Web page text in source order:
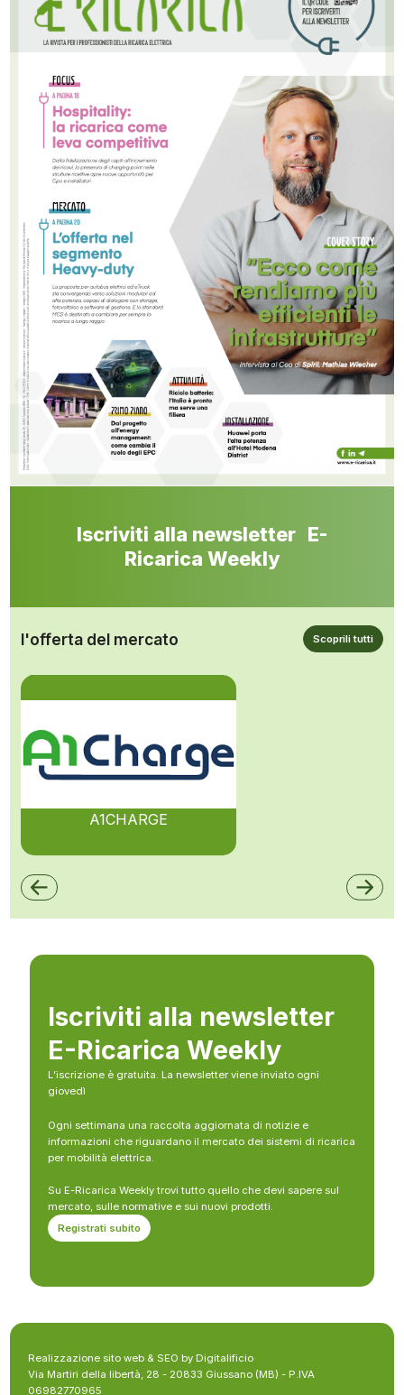
Iscriviti alla newsletter E-
Ricarica Weekly
l'offerta del mercato Scoprili tutti
A1CHARGE
Iscriviti alla newsletter
E-Ricarica Weekly
L’iscrizione è gratuita. La newsletter viene inviato ogni
giovedì
Ogni settimana una raccolta aggiornata di notizie e
informazioni che riguardano il mercato dei sistemi di ricarica
per mobilità elettrica.
Su E-Ricarica Weekly trovi tutto quello che devi sapere sul
mercato, sulle normative e sui nuovi prodotti.
Registrati subito
Realizzazione sito web & SEO by Digitalificio
Via Martiri della libertà, 28 - 20833 Giussano (MB) - P.IVA
06982770965